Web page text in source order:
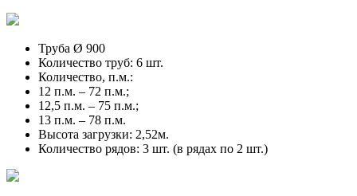
Труба Ø 900
Количество труб: 6 шт.
Количество, п.м.:
12 п.м. – 72 п.м.;
12,5 п.м. – 75 п.м.;
13 п.м. – 78 п.м.
Высота загрузки: 2,52м.
Количество рядов: 3 шт. (в рядах по 2 шт.)